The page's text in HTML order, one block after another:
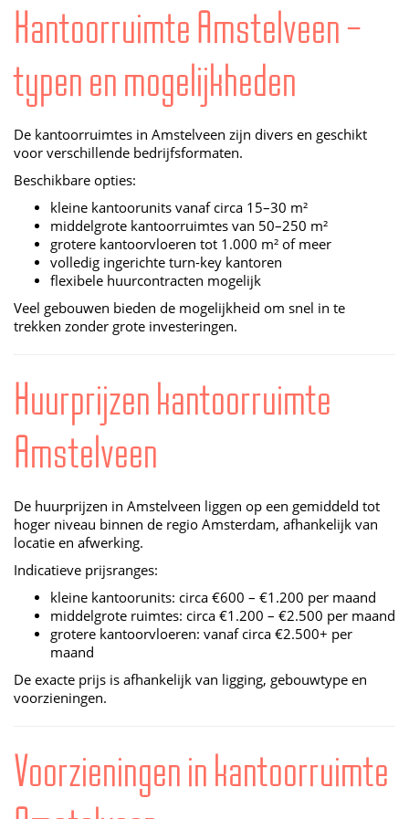
Kantoorruimte Amstelveen –
typen en mogelijkheden
De kantoorruimtes in Amstelveen zijn divers en geschikt
voor verschillende bedrijfsformaten.
Beschikbare opties:
kleine kantoorunits vanaf circa 15–30 m²
middelgrote kantoorruimtes van 50–250 m²
grotere kantoorvloeren tot 1.000 m² of meer
volledig ingerichte turn-key kantoren
flexibele huurcontracten mogelijk
Veel gebouwen bieden de mogelijkheid om snel in te
trekken zonder grote investeringen.
Huurprijzen kantoorruimte
Amstelveen
De huurprijzen in Amstelveen liggen op een gemiddeld tot
hoger niveau binnen de regio Amsterdam, afhankelijk van
locatie en afwerking.
Indicatieve prijsranges:
kleine kantoorunits: circa €600 – €1.200 per maand
middelgrote ruimtes: circa €1.200 – €2.500 per maand
grotere kantoorvloeren: vanaf circa €2.500+ per
maand
De exacte prijs is afhankelijk van ligging, gebouwtype en
voorzieningen.
Voorzieningen in kantoorruimte